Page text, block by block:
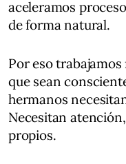
aceleramos
de forma natural.
Por eso
que sean
hermanos
Necesitan
propios.